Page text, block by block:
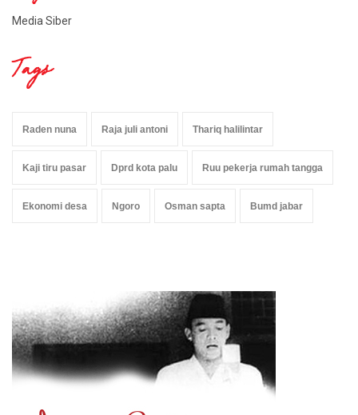
Media Siber
Tags
Raden nuna Raja juli antoni Thariq halilintar
Kaji tiru pasar Dprd kota palu Ruu pekerja rumah tangga
Ekonomi desa Ngoro Osman sapta Bumd jabar